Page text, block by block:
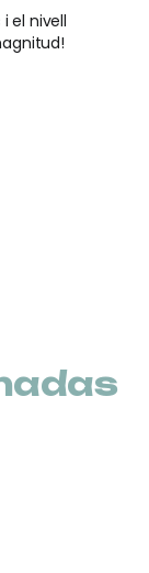
el nivell